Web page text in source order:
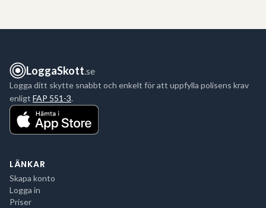
LoggaSkott.se
Logga ditt skytte snabbt och enkelt för att uppfylla polisens krav
enligt FAP 551-3.
LÄNKAR
Skapa konto
Logga in
Priser